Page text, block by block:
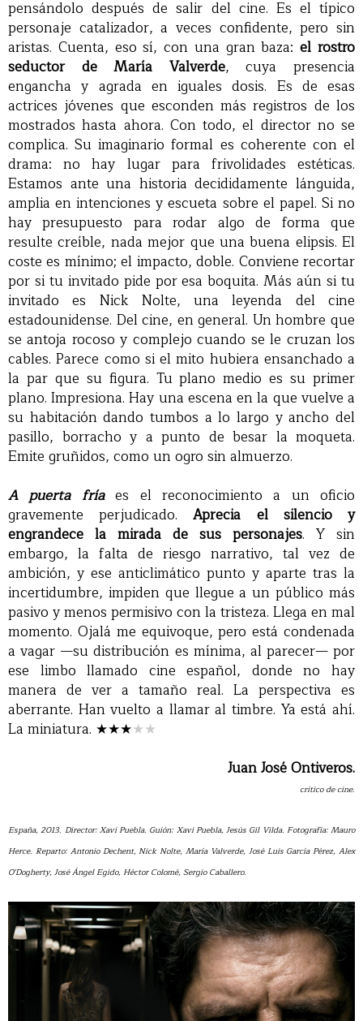
pensándolo después de salir del cine. Es el típico
personaje catalizador, a veces confidente, pero sin
aristas. Cuenta, eso sí, con una gran baza:el rostro
seductor de María Valverde, cuya presencia
engancha y agrada en iguales dosis. Es de esas
actrices jóvenes que esconden más registros de los
mostrados hasta ahora. Con todo, el director no se
complica. Su imaginario formal es coherente con el
drama: no hay lugar para frivolidades estéticas.
Estamos ante una historia decididamente lánguida,
amplia en intenciones y escueta sobre el papel. Si no
hay presupuesto para rodar algo de forma que
resulte creíble, nada mejor que una buena elipsis. El
coste es mínimo; el impacto, doble. Conviene recortar
por si tu invitado pide por esa boquita. Más aún si tu
invitado es Nick Nolte, una leyenda del cine
estadounidense. Del cine, en general. Un hombre que
se antoja rocoso y complejo cuando se le cruzan los
cables. Parece como si el mito hubiera ensanchado a
la par que su figura. Tu plano medio es su primer
plano. Impresiona. Hay una escena en la que vuelve a
su habitación dando tumbos a lo largo y ancho del
pasillo, borracho y a punto de besar la moqueta.
Emite gruñidos, como un ogro sin almuerzo.
A puerta fríaes el reconocimiento a un oficio
gravemente perjudicado.Aprecia el silencio y
engrandece la mirada de sus personajes. Y sin
embargo, la falta de riesgo narrativo, tal vez de
ambición, y ese anticlimático punto y aparte tras la
incertidumbre, impiden que llegue a un público más
pasivo y menos permisivo con la tristeza. Llega en mal
momento. Ojalá me equivoque, pero está condenada
a vagar —su distribución es mínima, al parecer— por
ese limbo llamado cine español, donde no hay
manera de ver a tamaño real. La perspectiva es
aberrante. Han vuelto a llamar al timbre. Ya está ahí.
La miniatura. ★★★★★
Juan José Ontiveros.
crítico de cine.
España, 2013. Director: Xavi Puebla. Guión: Xavi Puebla, Jesús Gil Vilda. Fotografía: Mauro
Herce. Reparto: Antonio Dechent, Nick Nolte, María Valverde, José Luis García Pérez, Alex
O'Dogherty, José Ángel Egido, Héctor Colomé, Sergio Caballero.